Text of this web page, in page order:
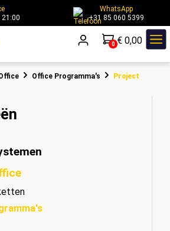
21:00
WhatsApp
+31 85 060 5399
0 € 0,00
Office Programma's Project